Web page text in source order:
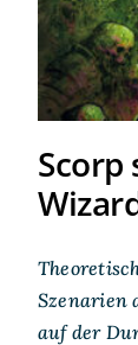
Scorp
Szenarien
auf der